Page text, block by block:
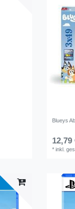
Blueys
12,79
*inkl.